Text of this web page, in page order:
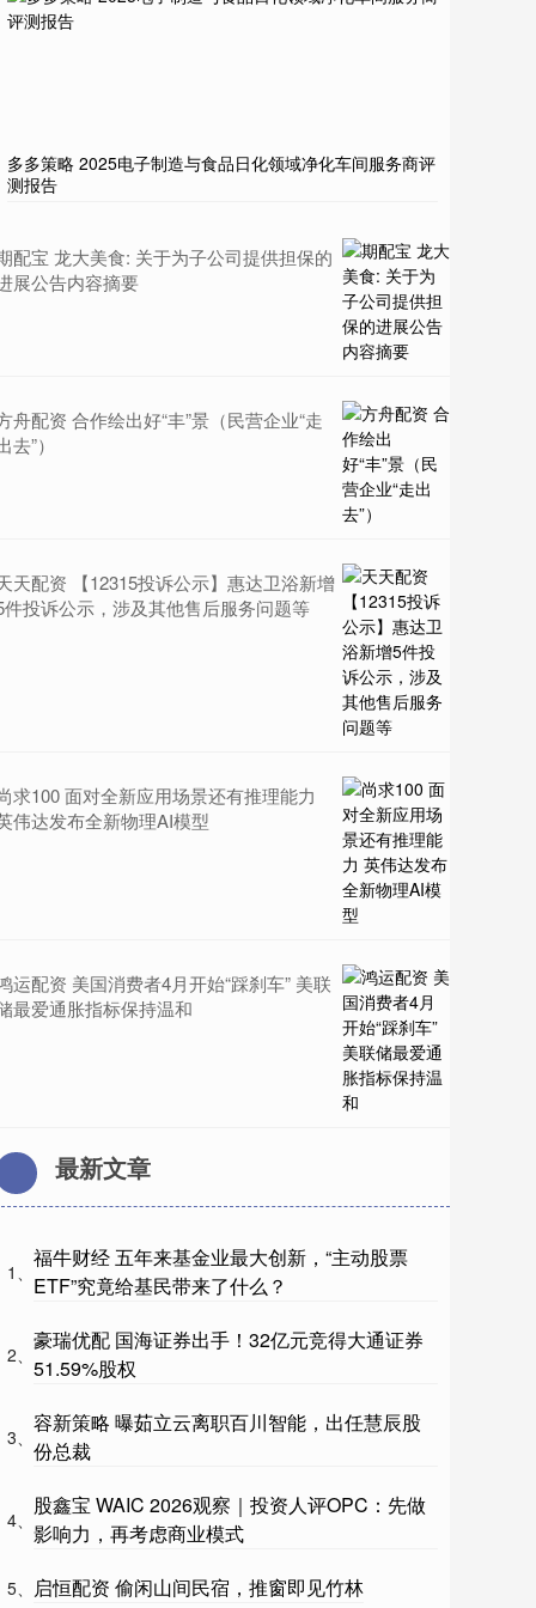
多多策略 2025电子制造与食品日化领域净化车间服务商评
测报告
配宝 龙大美食: 关于为子公司提供担保的
展公告内容摘要
舟配资 合作绘出好“丰”景（民营企业“走
去”）
天配资 【12315投诉公示】惠达卫浴新增
件投诉公示，涉及其他售后服务问题等
求100 面对全新应用场景还有推理能力
伟达发布全新物理AI模型
运配资 美国消费者4月开始“踩刹车” 美联
最爱通胀指标保持温和
最新文章
1、
福牛财经 五年来基金业最大创新，“主动股票
ETF”究竟给基民带来了什么？
2、
豪瑞优配 国海证券出手！32亿元竞得大通证券
51.59%股权
3、
容新策略 曝茹立云离职百川智能，出任慧辰股
份总裁
4、
股鑫宝 WAIC 2026观察｜投资人评OPC：先做
影响力，再考虑商业模式
5、 启恒配资 偷闲山间民宿，推窗即见竹林